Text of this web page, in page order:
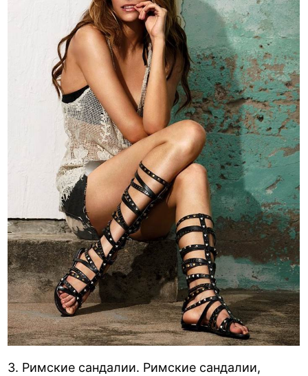
3. Римские сандалии. Римские сандалии,